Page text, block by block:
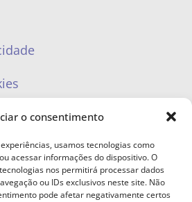
o consentimento
usamos tecnologias como
acessar informações do dispositivo. O
nos permitirá processar dados
ou IDs exclusivos neste site. Não
pode afetar negativamente certos